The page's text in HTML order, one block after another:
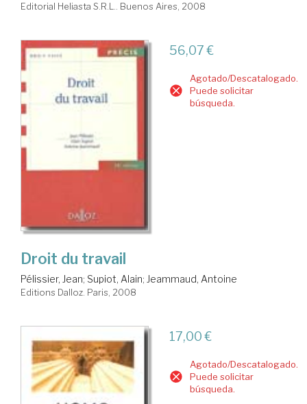
Editorial Heliasta S.R.L.. Buenos Aires, 2008
56,07 €
Agotado/Descatalogado.
Puede solicitar
búsqueda.
Droit du travail
Pélissier, Jean; Supiot, Alain; Jeammaud, Antoine
Editions Dalloz. Paris, 2008
17,00 €
Agotado/Descatalogado.
Puede solicitar
búsqueda.